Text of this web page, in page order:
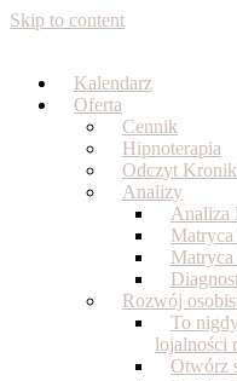
Skip to content
Kalendarz
Oferta
Cennik
Hipnoterapia
Odczyt
Analizy
Analiza
Rozwój
To
lojalności
Otwórz